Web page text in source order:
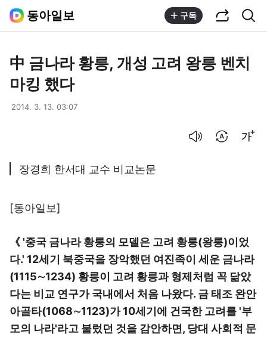
동아일보 구독
中 금나라 황릉, 개성 고려 왕릉 벤치
마킹 했다
2014. 3. 13. 03:07
장경희 한서대 교수 비교논문
[동아일보]
《 '중국 금나라 황릉의 모델은 고려 황릉(왕릉)이었
다.' 12세기 북중국을 장악했던 여진족이 세운 금나라
(1115∼1234) 황릉이 고려 황릉과 형제처럼 꼭 닮았
다는 비교 연구가 국내에서 처음 나왔다. 금 태조 완안
아골타(1068∼1123)가 10세기에 건국한 고려를 '부
모의 나라'라고 불렀던 것을 감안하면, 당대 사회적 문